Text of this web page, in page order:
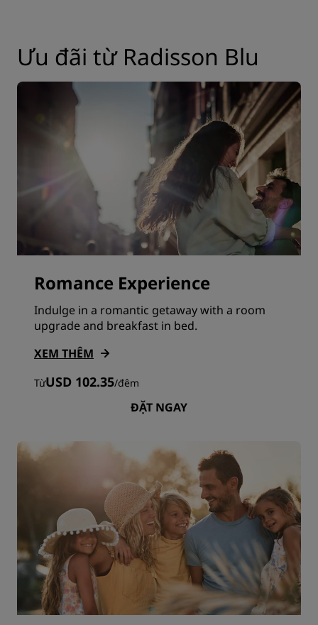
Ưu đãi từ Radisson Blu
Romance Experience
Indulge in a romantic getaway with a room
upgrade and breakfast in bed.
XEM THÊM
TừUSD 102.35/đêm
ĐẶT NGAY